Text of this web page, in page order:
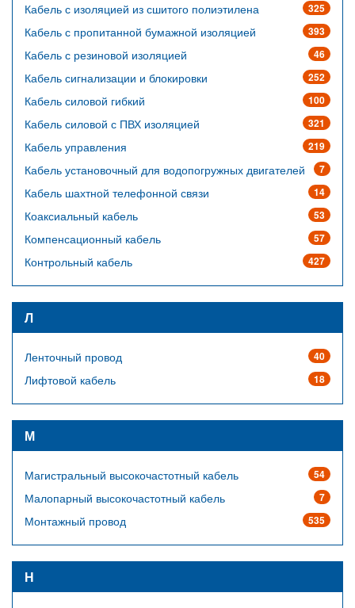
325
Кабель с изоляцией из сшитого полиэтилена
393
Кабель с пропитанной бумажной изоляцией
46
Кабель с резиновой изоляцией
252
Кабель сигнализации и блокировки
100
Кабель силовой гибкий
321
Кабель силовой с ПВХ изоляцией
219
Кабель управления
7
Кабель установочный для водопогружных двигателей
14
Кабель шахтной телефонной связи
53
Коаксиальный кабель
57
Компенсационный кабель
427
Контрольный кабель
Л
40
Ленточный провод
18
Лифтовой кабель
М
54
Магистральный высокочастотный кабель
7
Малопарный высокочастотный кабель
535
Монтажный провод
Н